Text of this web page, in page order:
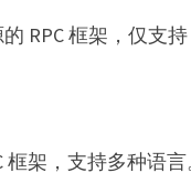
RPC 框架，仅支
架，支持多种语言